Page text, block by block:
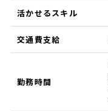
活かせるスキル
交通費支給
勤務時間